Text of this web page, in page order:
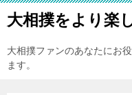
大相撲をより楽
大相撲ファンのあなたにお
ます。